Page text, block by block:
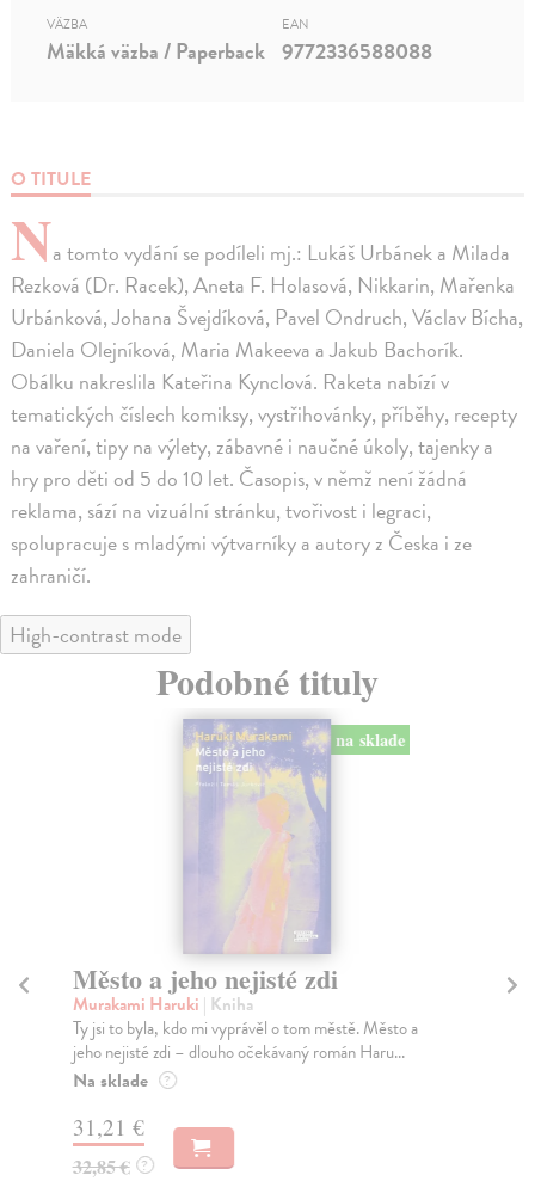
O TITULE
Na tomto vydání se podíleli mj.: Lukáš Urbánek a Milada
Rezková (Dr. Racek), Aneta F. Holasová, Nikkarin, Mařenka
Urbánková, Johana Švejdíková, Pavel Ondruch, Václav Bícha,
Daniela Olejníková, Maria Makeeva a Jakub Bachorík.
Obálku nakreslila Kateřina Kynclová. Raketa nabízí v
tematických číslech komiksy, vystřihovánky, příběhy, recepty
na vaření, tipy na výlety, zábavné i naučné úkoly, tajenky a
hry pro děti od 5 do 10 let. Časopis, v němž není žádná
reklama, sází na vizuální stránku, tvořivost i legraci,
spolupracuje s mladými výtvarníky a autory z Česka i ze
zahraničí.
VÄZBA
Mäkká väzba / Paperback
EAN
9772336588088
High-contrast mode
Podobné tituly
na sklade
Město a jeho nejisté zdi
Murakami Haruki | Kniha
Ty jsi to byla, kdo mi vyprávěl o tom městě. Město a
jeho nejisté zdi – dlouho očekávaný román Haru...
Na sklade ?
31,21 €
32,85 € ?